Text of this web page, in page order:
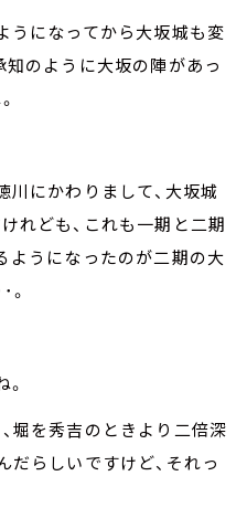
うになってから大坂城も変
知のように大坂の陣があっ
川にかわりまして、大坂城
れども、これも一期と二期
ようになったのが二期の大
。
を秀吉のときより二倍深
だらしいですけど、それっ